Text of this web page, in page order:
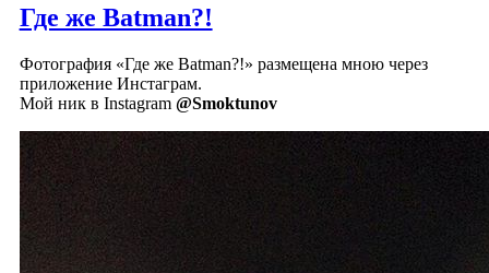
Где же Batman?!
Фотография «Где же Batman?!» размещена мною через
приложение Инстаграм.
Мой ник в Instagram @Smoktunov